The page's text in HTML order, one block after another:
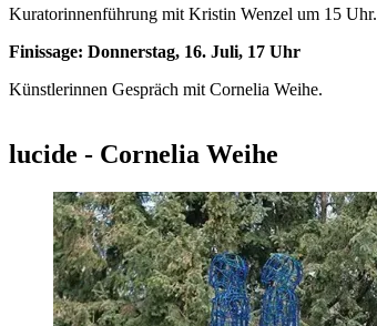
Kuratorinnenführung mit Kristin Wenzel um 15 Uhr.
Finissage: Donnerstag, 16. Juli, 17 Uhr
Künstlerinnen Gespräch mit Cornelia Weihe.
lucide - Cornelia Weihe